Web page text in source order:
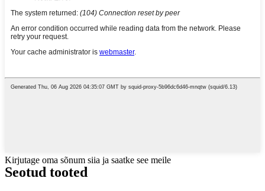
Kirjutage oma sõnum siia ja saatke see meile
Seotud tooted